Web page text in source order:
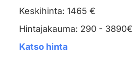
Keskihinta: 1465 €
Hintajakauma: 290 - 3890€
Katso hinta